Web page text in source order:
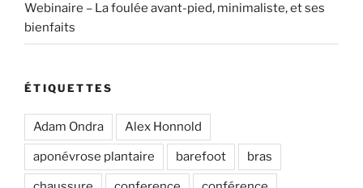
Webinaire – La foulée avant-pied, minimaliste, et ses
bienfaits
ÉTIQUETTES
Adam Ondra Alex Honnold
aponévrose plantaire barefoot bras